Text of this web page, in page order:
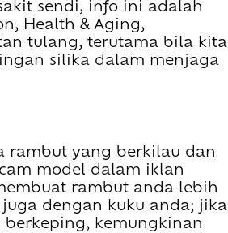
sendi, info ini adalah
Health & Aging,
tulang, terutama bila kita
silika dalam menjaga
rambut yang berkilau dan
model dalam iklan
rambut anda lebih
dengan kuku anda; jika
kemungkinan